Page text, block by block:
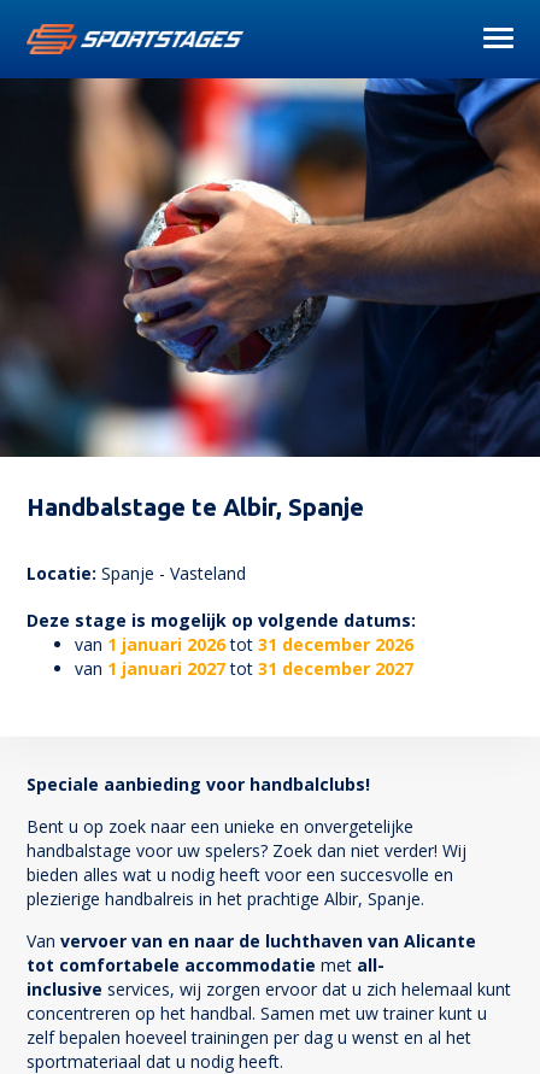
Handbalstage te Albir, Spanje
Locatie: Spanje - Vasteland
Deze stage is mogelijk op volgende datums:
van 1 januari 2026tot31 december 2026
van 1 januari 2027tot31 december 2027
Speciale aanbieding voor handbalclubs!
Bent u op zoek naar een unieke en onvergetelijke
handbalstage voor uw spelers? Zoek dan niet verder! Wij
bieden alles wat u nodig heeft voor een succesvolle en
plezierige handbalreis in het prachtige Albir, Spanje.
Van vervoer van en naar de luchthaven van Alicante
tot comfortabele accommodatie met all-
inclusiveservices, wij zorgen ervoor dat u zich helemaal kunt
concentreren op het handbal. Samen met uw trainer kunt u
zelf bepalen hoeveel trainingen per dag u wenst en al het
sportmateriaal dat u nodig heeft.